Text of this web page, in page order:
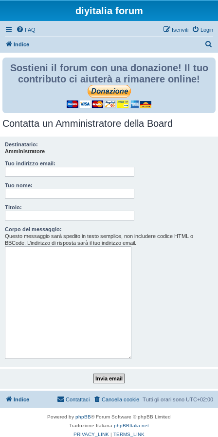
diyitalia forum
FAQ Login
Iscriviti
Indice
Sostieni il forum con una donazione! Il tuo
contributo ci aiuterà a rimanere online!
Contatta un Amministratore della Board
Destinatario:
Amministratore
Tuo indirizzo email:
Tuo nome:
Titolo:
Corpo del messaggio:
Questo messaggio sarà spedito in testo semplice, non includere codice HTML o
BBCode. L’indirizzo di risposta sarà il tuo indirizzo email.
Indice Tutti gli orari sono UTC+02:00
Cancella cookie
Contattaci
Powered by phpBB® Forum Software © phpBB Limited
Traduzione Italiana phpBBItalia.net
PRIVACY_LINK | TERMS_LINK